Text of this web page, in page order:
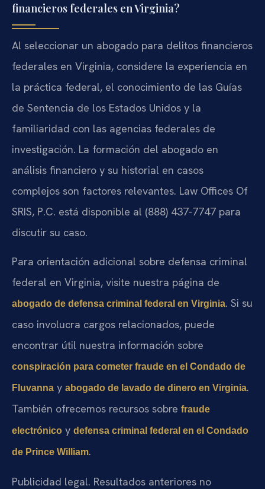
financieros federales en Virginia?
Al seleccionar un abogado para delitos financieros
federales en Virginia, considere la experiencia en
la práctica federal, el conocimiento de las Guías
de Sentencia de los Estados Unidos y la
familiaridad con las agencias federales de
investigación. La formación del abogado en
análisis financiero y su historial en casos
complejos son factores relevantes. Law Offices Of
SRIS, P.C. está disponible al (888) 437-7747 para
discutir su caso.
Para orientación adicional sobre defensa criminal
federal en Virginia, visite nuestra página de
abogado de defensa criminal federal en Virginia. Si su
caso involucra cargos relacionados, puede
encontrar útil nuestra información sobre
conspiración para cometer fraude en el Condado de
Fluvanna y abogado de lavado de dinero en Virginia.
También ofrecemos recursos sobre fraude
electrónico y defensa criminal federal en el Condado
de Prince William.
Publicidad legal. Resultados anteriores no